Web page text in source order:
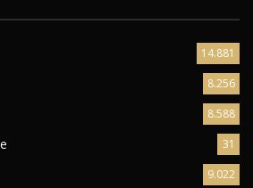
14.881
8.256
8.588
31